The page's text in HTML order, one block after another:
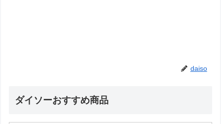
daiso
ダイソーおすすめ商品